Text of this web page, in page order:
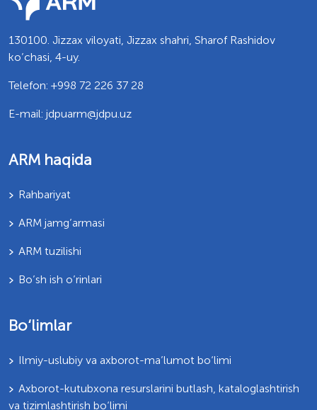
130100. Jizzax viloyati, Jizzax shahri, Sharof Rashidov
ko’chasi, 4-uy.
Telefon: +998 72 226 37 28
E-mail: jdpuarm@jdpu.uz
ARM haqida
Rahbariyat
ARM jamg’armasi
ARM tuzilishi
Bo’sh ish o’rinlari
Bo‘limlar
Ilmiy-uslubiy va axborot-ma’lumot bo‘limi
Axborot-kutubxona resurslarini butlash, kataloglashtirish
va tizimlashtirish bo‘limi